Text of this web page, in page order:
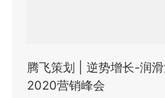
腾飞策划 | 逆势增长-润
2020营销峰会